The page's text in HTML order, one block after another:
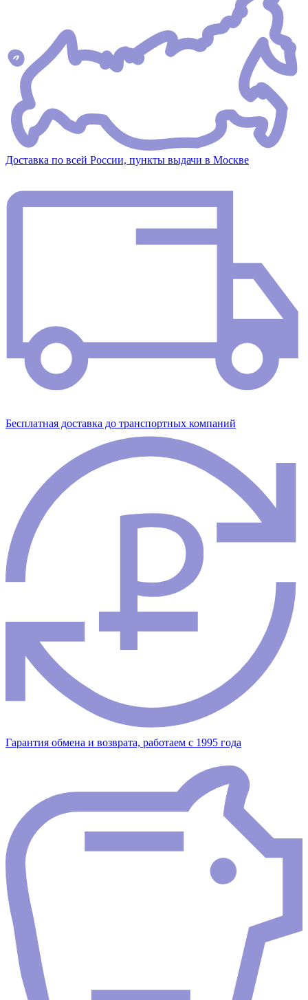
Доставка по всей России, пункты выдачи в Москве
Бесплатная доставка до транспортных компаний
Гарантия обмена и возврата, работаем с 1995 года